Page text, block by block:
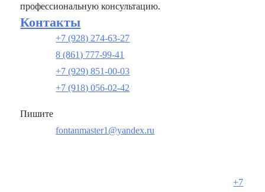
профессиональную консультацию.
Контакты
+7 (928) 274-63-27
8 (861) 777-99-41
+7 (929) 851-00-03
+7 (918) 056-02-42
Пишите
fontanmaster1@yandex.ru
+7